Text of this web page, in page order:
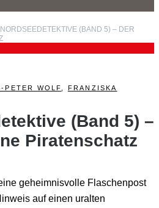
(BAND 5) – DER
PETER WOLF
FRANZISKA
(Band 5) –
Piratenschatz
geheimnisvolle Flaschenpost
auf einen uralten